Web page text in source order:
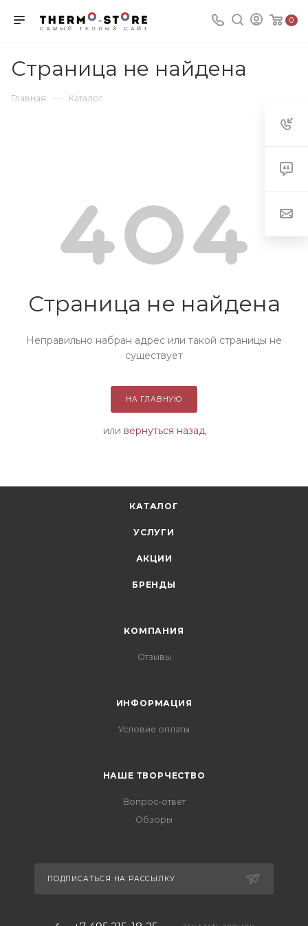
0
Страница не найдена
Главная — Каталог
Страница не найдена
Неправильно набран адрес или такой страницы не
существует
НА ГЛАВНУЮ
или вернуться назад
КАТАЛОГ
УСЛУГИ
АКЦИИ
БРЕНДЫ
КОМПАНИЯ
Отзывы
ИНФОРМАЦИЯ
Условие оплаты
НАШЕ ТВОРЧЕСТВО
Вопрос-ответ
Обзоры
ПОДПИСАТЬСЯ НА РАССЫЛКУ